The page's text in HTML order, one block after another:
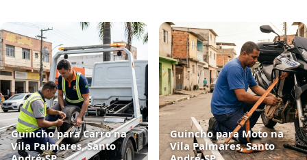
Guincho para Carro na
Vila Palmares, Santo
Guincho para Moto na
Vila Palmares, Santo